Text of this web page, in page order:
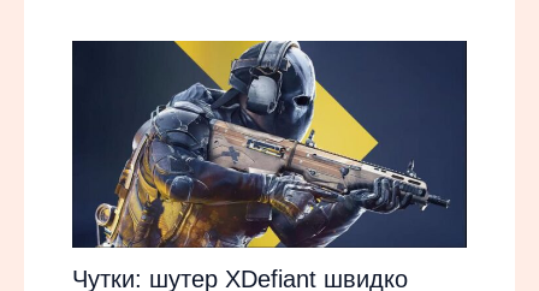
Чутки: шутер XDefiant швидко